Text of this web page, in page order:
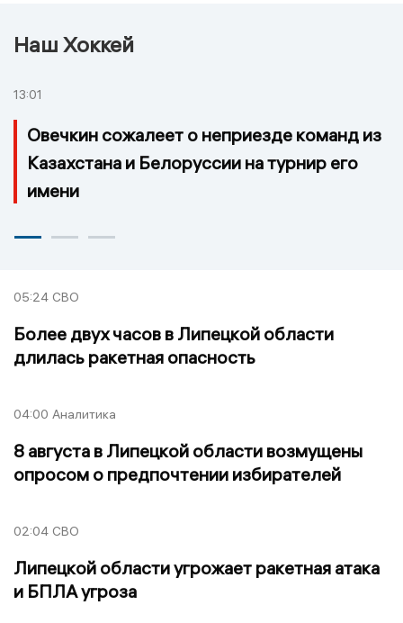
Наш Хоккей
13:01
Овечкин сожалеет о неприезде команд из
Казахстана и Белоруссии на турнир его
имени
05:24 СВО
Более двух часов в Липецкой области
длилась ракетная опасность
04:00 Аналитика
8 августа в Липецкой области возмущены
опросом о предпочтении избирателей
02:04 СВО
Липецкой области угрожает ракетная атака
и БПЛА угроза